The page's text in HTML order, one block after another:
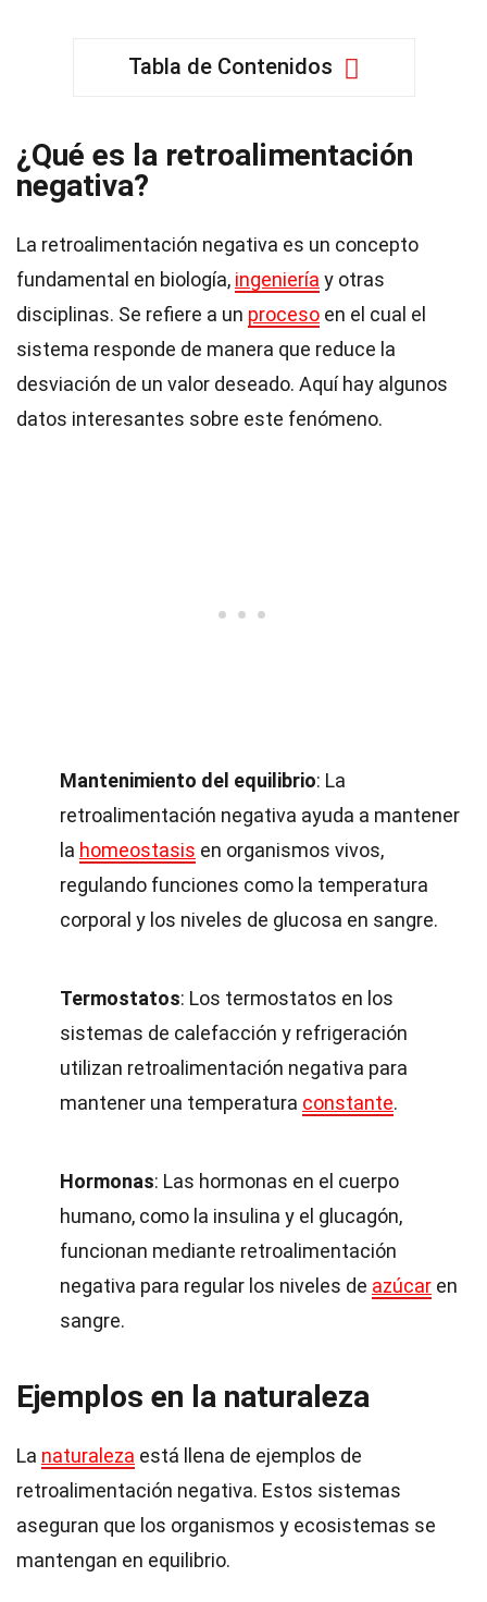
Tabla de Contenidos
¿Qué es la retroalimentación
negativa?
La retroalimentación negativa es un concepto
fundamental en biología, ingeniería y otras
disciplinas. Se refiere a un proceso en el cual el
sistema responde de manera que reduce la
desviación de un valor deseado. Aquí hay algunos
datos interesantes sobre este fenómeno.
Mantenimiento del equilibrio: La
retroalimentación negativa ayuda a mantener
la homeostasis en organismos vivos,
regulando funciones como la temperatura
corporal y los niveles de glucosa en sangre.
Termostatos: Los termostatos en los
sistemas de calefacción y refrigeración
utilizan retroalimentación negativa para
mantener una temperatura constante.
Hormonas: Las hormonas en el cuerpo
humano, como la insulina y el glucagón,
funcionan mediante retroalimentación
negativa para regular los niveles de azúcar en
sangre.
Ejemplos en la naturaleza
La naturaleza está llena de ejemplos de
retroalimentación negativa. Estos sistemas
aseguran que los organismos y ecosistemas se
mantengan en equilibrio.